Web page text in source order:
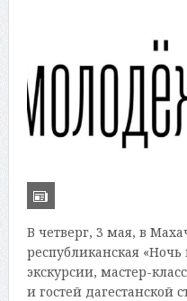
В четверг, 3 мая, в
республиканская «Ночь
экскурсии, мастер-
и гостей